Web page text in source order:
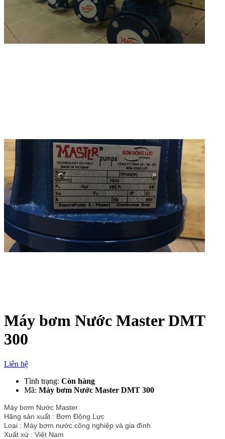
Máy bơm Nước Master DMT
300
Liên hệ
Tình trạng: Còn hàng
Mã: Máy bơm Nước Master DMT 300
Máy bơm Nước Master
Hãng sản xuất : Bơm Động Lực
Loại : Máy bơm nước công nghiệp và gia đình
Xuất xứ : Việt Nam